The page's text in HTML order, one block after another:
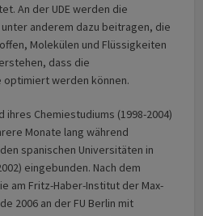
An der UDE werden die
anderem dazu beitragen, die
Molekülen und Flüssigkeiten
dass die
werden können.
ihres Chemiestudiums (1998-2004)
Monate lang während
spanischen Universitäten in
eingebunden. Nach dem
am Fritz-Haber-Institut der Max-
2006 an der FU Berlin mit